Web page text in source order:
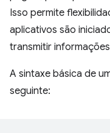
Isso permite
aplicativos são
transmitir
A sintaxe básica de
seguinte: